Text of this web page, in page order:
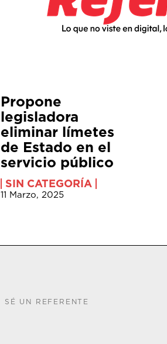
Propone
legisladora
eliminar límetes
de Estado en el
servicio público
SIN CATEGORÍA
11 Marzo, 2025
SÉ UN REFERENTE